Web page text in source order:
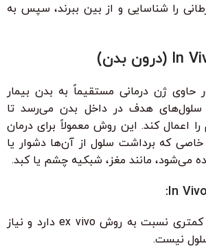
را شناسایی و از بین ببرند، سپس به
حاوی ژن درمانی مستقیماً به بدن بیمار
سلول‌های هدف در داخل بدن می‌رسد تا
را اعمال کند. این روش معمولاً برای درمان
خاصی که برداشت سلول از آن‌ها دشوار یا
می‌شود، مانند مغز، شبکیه چشم یا کبد.
مراحل کمتری نسبت به روش ex vivo دارد و نیاز
نیست.